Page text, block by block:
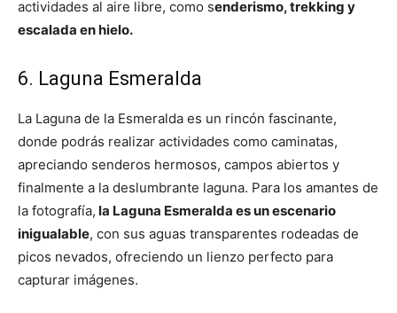
actividades al aire libre, como senderismo, trekking y
escalada en hielo.
6. Laguna Esmeralda
La Laguna de la Esmeralda es un rincón fascinante,
donde podrás realizar actividades como caminatas,
apreciando senderos hermosos, campos abiertos y
finalmente a la deslumbrante laguna. Para los amantes de
la fotografía, la Laguna Esmeralda es un escenario
inigualable, con sus aguas transparentes rodeadas de
picos nevados, ofreciendo un lienzo perfecto para
capturar imágenes.